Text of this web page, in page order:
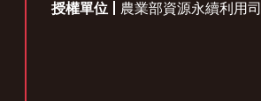
授權單位 農業部資源永續利用司